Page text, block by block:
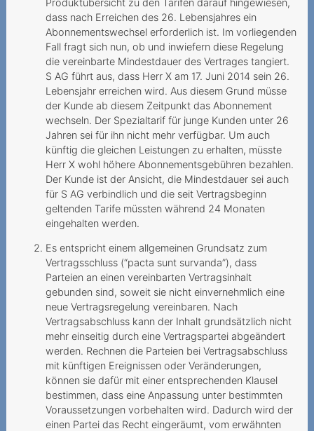
dass nach Erreichen des 26. Lebensjahres ein
Abonnementswechsel erforderlich ist. Im vorliegenden
Fall fragt sich nun, ob und inwiefern diese Regelung
die vereinbarte Mindestdauer des Vertrages tangiert.
S AG führt aus, dass Herr X am 17. Juni 2014 sein 26.
Lebensjahr erreichen wird. Aus diesem Grund müsse
der Kunde ab diesem Zeitpunkt das Abonnement
wechseln. Der Spezialtarif für junge Kunden unter 26
Jahren sei für ihn nicht mehr verfügbar. Um auch
künftig die gleichen Leistungen zu erhalten, müsste
Herr X wohl höhere Abonnementsgebühren bezahlen.
Der Kunde ist der Ansicht, die Mindestdauer sei auch
für S AG verbindlich und die seit Vertragsbeginn
geltenden Tarife müssten während 24 Monaten
eingehalten werden.
Es entspricht einem allgemeinen Grundsatz zum
Vertragsschluss (“pacta sunt survanda”), dass
Parteien an einen vereinbarten Vertragsinhalt
gebunden sind, soweit sie nicht einvernehmlich eine
neue Vertragsregelung vereinbaren. Nach
Vertragsabschluss kann der Inhalt grundsätzlich nicht
mehr einseitig durch eine Vertragspartei abgeändert
werden. Rechnen die Parteien bei Vertragsabschluss
mit künftigen Ereignissen oder Veränderungen,
können sie dafür mit einer entsprechenden Klausel
bestimmen, dass eine Anpassung unter bestimmten
Voraussetzungen vorbehalten wird. Dadurch wird der
einen Partei das Recht eingeräumt, vom erwähnten
Internetgeschwindigkeit
Versteckte Zusatzkosten
verstossen gegen UWG
Tücken des
Technologiewechsels
Vertragswirkung trotz
gescheiterter Portierung
Datenroaming -
Auslandreise mit bösem
Erwachen
Ein Anruf genügt, um eine
Sperrung zu verhindern
Preiserhöhung während der
Mindestvertragsdauer
Festnetz auf einmal
kostenpflichtig
2022
Zur Drosselung der
Datengeschwindigkeit im
Ausland